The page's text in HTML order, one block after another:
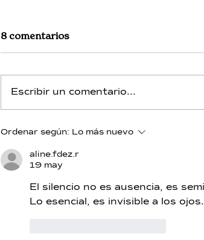
Neón - Día 13 - Integración
8 comentarios
Escribir un comentario...
Ordenar según: Lo más nuevo
aline.fdez.r
19 may
El silencio no es ausencia, es
Lo esencial, es invisible a los ojos.